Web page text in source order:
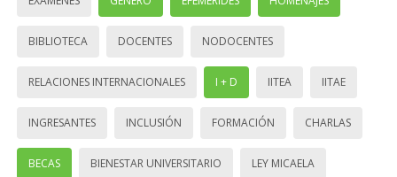
BIBLIOTECA DOCENTES NODOCENTES
RELACIONES INTERNACIONALES I + D IITEA IITAE
INGRESANTES INCLUSIÓN FORMACIÓN CHARLAS
BECAS BIENESTAR UNIVERSITARIO LEY MICAELA